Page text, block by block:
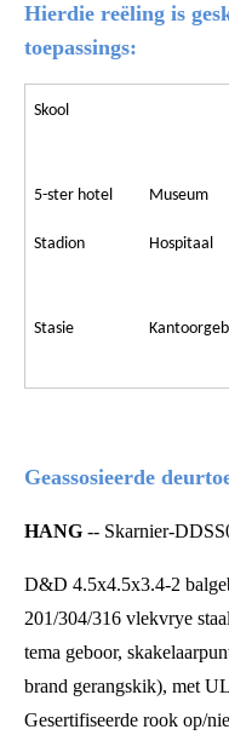
Hierdie reëling is
toepassings:
Skool
5-ster hotel Museum
Stadion Hospitaal
Stasie
Geassosieerde
HANG -- Skarnier-
D&D 4.5x4.5x3.4-2
201/304/316 vlekvrye
tema geboor,
brand gerangskik), met
Gesertifiseerde rook op/